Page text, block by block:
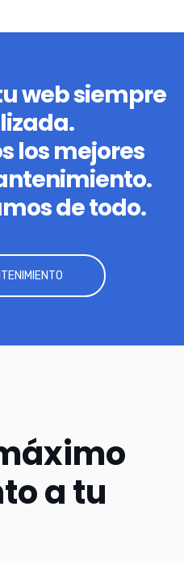
web siempre
los mejores
de todo.
a tu